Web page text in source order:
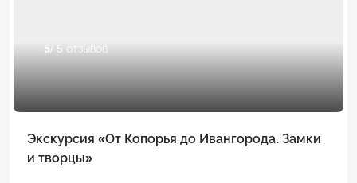
5/ 5 отзывов
Экскурсия «От Копорья до Ивангорода. Замки
и творцы»